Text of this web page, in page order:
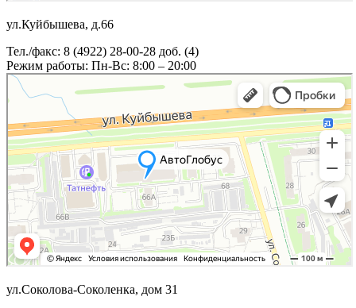
ул.Куйбышева, д.66
Тел./факс: 8 (4922) 28-00-28 доб. (4)
Режим работы: Пн-Вс: 8:00 – 20:00
ул.Соколова-Соколенка, дом 31